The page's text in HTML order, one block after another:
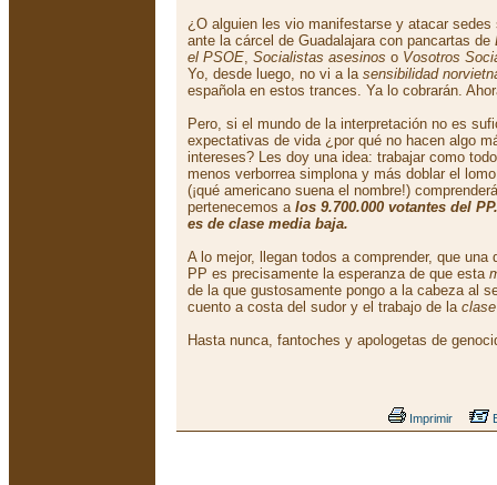
¿O alguien les vio manifestarse y atacar
ante la cárcel de Guadalajara con pancartas de
el PSOE, Socialistas asesinos o Vosotros
Yo, desde luego, no vi a la sensibilidad
española en estos trances. Ya lo cobrarán.
Pero, si el mundo de la interpretación no es
expectativas de vida ¿por qué no hacen algo
intereses? Les doy una idea: trabajar como
menos verborrea simplona y más doblar el
(¡qué americano suena el nombre!)
pertenecemos a los 9.700.000 votantes del
es de clase media baja.
A lo mejor, llegan todos a comprender, que una
PP es precisamente la esperanza de que esta
de la que gustosamente pongo a la cabeza al
cuento a costa del sudor y el trabajo de la
Hasta nunca, fantoches y apologetas de
Imprimir